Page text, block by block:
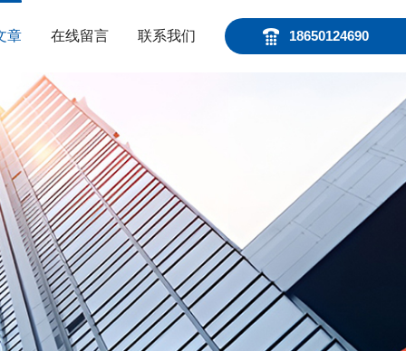
18650124690
章 在线留言 联系我们